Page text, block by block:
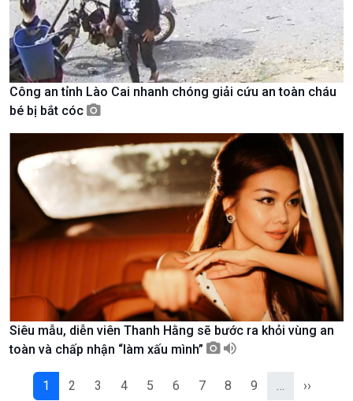
Chát với người nổi tiếng
Câu chuyện Thể thao
Video
Infographic
E-Magazine
Podcast
Góc nhìn VOV1
Bình luận
Câu chuyện thời sự
Công an tỉnh Lào Cai nhanh chóng giải cứu an toàn cháu
bé bị bắt cóc
Siêu mẫu, diễn viên Thanh Hằng sẽ bước ra khỏi vùng an
toàn và chấp nhận “làm xấu mình”
1 2 3 4 5 6 7 8 9 ››